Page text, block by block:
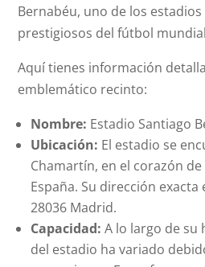
Bernabéu, uno de los
prestigiosos del fútbol
Aquí tienes información
emblemático recinto:
Nombre: Estadio Santiago
Ubicación: El estadio se
Chamartín, en el corazón
España. Su dirección exacta
28036 Madrid.
Capacidad: A lo largo de su
del estadio ha variado